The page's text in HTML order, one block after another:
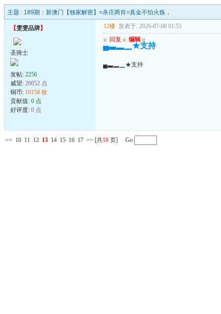
主题 : 189期：新澳门【独家解密】=杀庄两肖=真金不怕火炼，
【雯雯品牌】
圣骑士
发帖: 2256
威望: 20052 点
铜币: 10158 枚
贡献值: 0 点
好评度: 0 点
12楼 发表于: 2026-07-08 01:55
u 回复 u 编辑 u
▄▃▂▁★支持
▄▃▂▁★支持
<< 10 11 12 13 14 15 16 17 >> [共18 页] Go